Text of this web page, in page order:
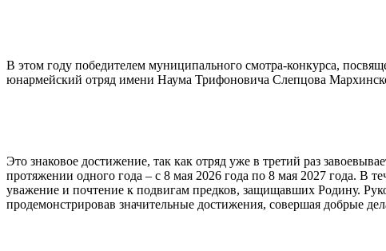
В этом году победителем муниципального смотра-конкурса,
юнармейский отряд имени Наума Трифоновича Слепцова
Это знаковое достижение, так как отряд уже в третий раз
протяжении одного года – с 8 мая 2026 года по 8 мая 2027 года. В
уважение и почтение к подвигам предков, защищавших Родину.
продемонстрировав значительные достижения, совершая добрые